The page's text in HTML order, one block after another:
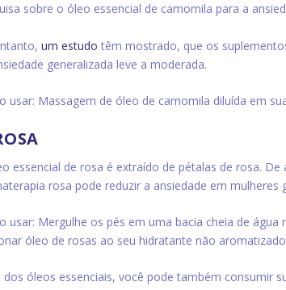
sobre o óleo essencial de camomila para a
um estudo têm mostrado, que os
generalizada leve a moderada.
usar: Massagem de óleo de camomila diluída em
essencial de rosa é extraído de pétalas de rosa. De
rosa pode reduzir a ansiedade em mulheres
usar: Mergulhe os pés em uma bacia cheia de
óleo de rosas ao seu hidratante não
dos óleos essenciais, você pode também consumir